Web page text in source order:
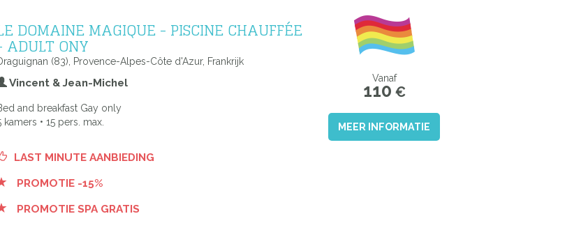
DOMAINE MAGIQUE - PISCINE CHAUFFÉE
ADULT ONY
(83), Provence-Alpes-Côte d'Azur, Frankrijk
Vincent & Jean-Michel
and breakfast Gay only
kamers • 15 pers. max.
LAST MINUTE AANBIEDING
PROMOTIE -15%
PROMOTIE SPA GRATIS
Vanaf
110 €
MEER INFORMATIE